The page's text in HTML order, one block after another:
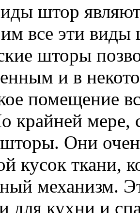
штор
все эти виды
шторы
и в
помещение
крайней мере,
Они
кусок ткани,
механизм.
для кухни и